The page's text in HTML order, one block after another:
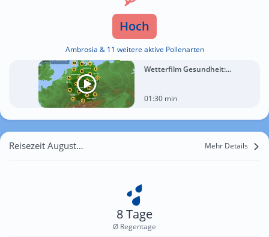
Hoch
Ambrosia & 11 weitere aktive Pollenarten
Wetterfilm Gesundheit:...
01:30 min
Reisezeit August für Sellin Mehr Details
8 Tage
Ø Regentage